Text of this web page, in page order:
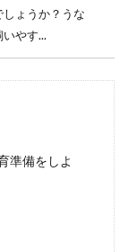
ょうか？うな
やす...
呼ばれ、飼育
魚であるので
準備をしよ